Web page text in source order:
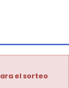
el sorteo